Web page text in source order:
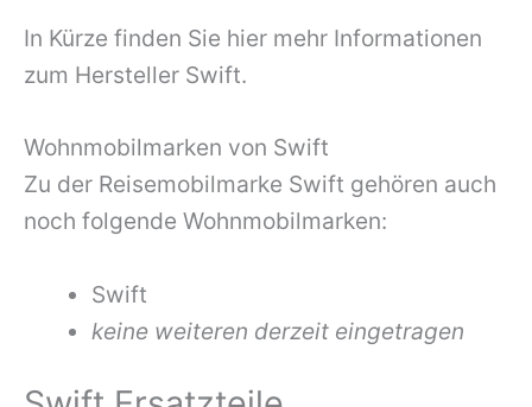
In Kürze finden Sie hier mehr Informationen
zum Hersteller Swift.
Wohnmobilmarken von Swift
Zu der Reisemobilmarke Swift gehören auch
noch folgende Wohnmobilmarken:
Swift
keine weiteren derzeit eingetragen